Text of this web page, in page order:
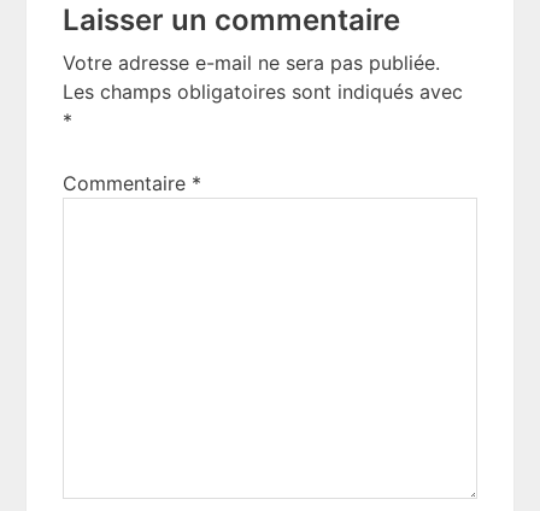
Interactions
Laisser un commentaire
Votre adresse e-mail ne sera pas publiée.
Les champs obligatoires sont indiqués avec
*
Commentaire *